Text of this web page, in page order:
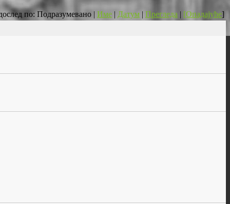
по: Подразумевано | Име | Датум | Прегледа | [Опадајуће]